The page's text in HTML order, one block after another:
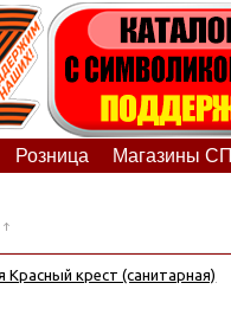
Розница Магазины
Красный крест (санитарная)